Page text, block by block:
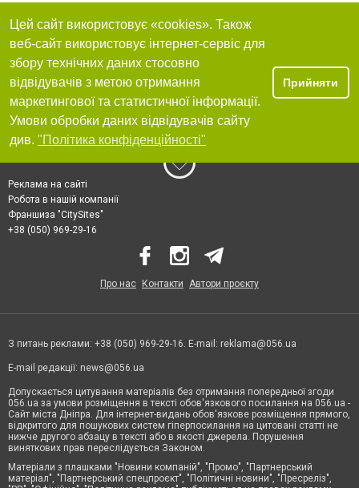
Цей сайт використовує «cookies». Також
веб-сайт використовує інтернет-сервіс для
збору технічних даних стосовно
відвідувачів з метою отримання
маркетингової та статистичної інформації.
Умови обробки даних відвідувачів сайту
див. "Політика конфіденційності"
Прийняти
Реклама на сайті
Робота в нашій компанії
Франшиза "CitySites"
+38 (050) 969-29-16
Про нас Контакти Автори проєкту
З питань реклами: +38 (050) 969-29-16. E-mail: reklama@056.ua
E-mail редакції: news@056.ua
Допускається цитування матеріалів без отримання попередньої згоди
056.ua за умови розміщення в тексті обов'язкового посилання на 056.ua -
Сайт міста Дніпра. Для інтернет-видань обов'язкове розміщення прямого,
відкритого для пошукових систем гіперпосилання на цитовані статті не
нижче другого абзацу в тексті або в якості джерела. Порушення
виняткових прав переслідується Законом.
Матеріали з плашками "Новини компаній", "Промо", "Партнерський
матеріал", "Партнерський спецпроєкт", "Політичні новини", "Пресреліз",